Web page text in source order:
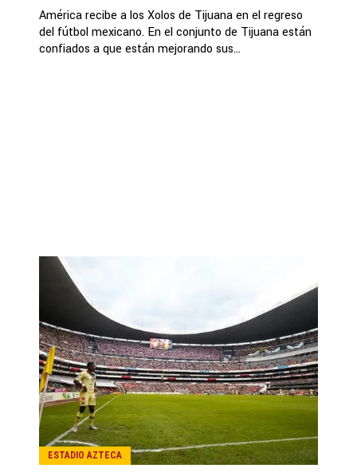
América recibe a los Xolos de Tijuana en el regreso
del fútbol mexicano. En el conjunto de Tijuana están
confiados a que están mejorando sus...
ESTADIO AZTECA